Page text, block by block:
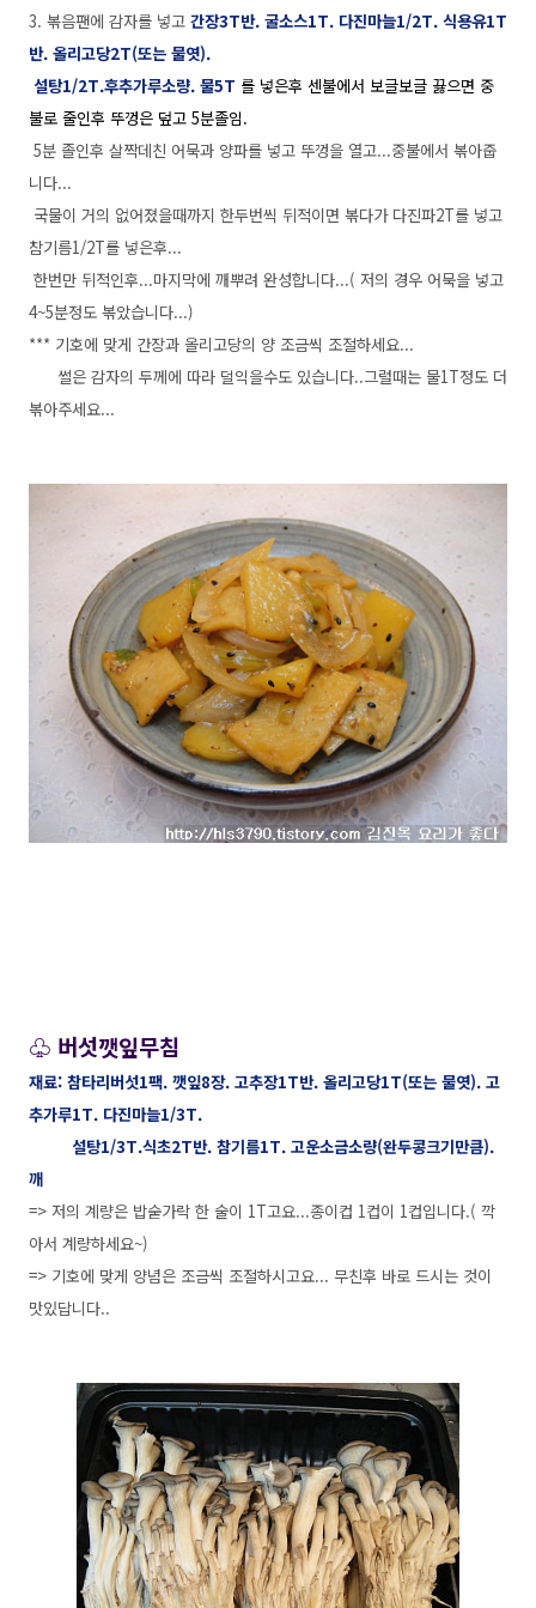
3. 볶음팬에 감자를 넣고 간장3T반. 굴소스1T. 다진마늘1/2T. 식용유1T
반. 올리고당2T(또는 물엿).
설탕1/2T.후추가루소량. 물5T 를 넣은후 센불에서 보글보글 끓으면 중
불로 줄인후 뚜껑은 덮고 5분졸임.
5분 졸인후 살짝데친 어묵과 양파를 넣고 뚜껑을 열고...중불에서 볶아줍
니다...
국물이 거의 없어졌을때까지 한두번씩 뒤적이면 볶다가 다진파2T를 넣고
참기름1/2T를 넣은후...
한번만 뒤적인후...마지막에 깨뿌려 완성합니다...( 저의 경우 어묵을 넣고
4~5분정도 볶았습니다...)
*** 기호에 맞게 간장과 올리고당의 양 조금씩 조절하세요...
썰은 감자의 두께에 따라 덜익을수도 있습니다..그럴때는 물1T정도 더
볶아주세요...
♧ 버섯깻잎무침
재료: 참타리버섯1팩. 깻잎8장. 고추장1T반. 올리고당1T(또는 물엿). 고
추가루1T. 다진마늘1/3T.
설탕1/3T.식초2T반. 참기름1T. 고운소금소량(완두콩크기만큼).
깨
=> 저의 계량은 밥숟가락 한 술이 1T고요...종이컵 1컵이 1컵입니다.( 깍
아서 계량하세요~)
=> 기호에 맞게 양념은 조금씩 조절하시고요... 무친후 바로 드시는 것이
맛있답니다..